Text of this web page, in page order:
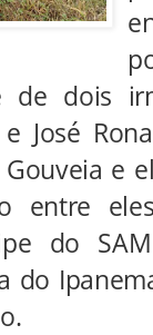
de dois
José
e
entre
do
do